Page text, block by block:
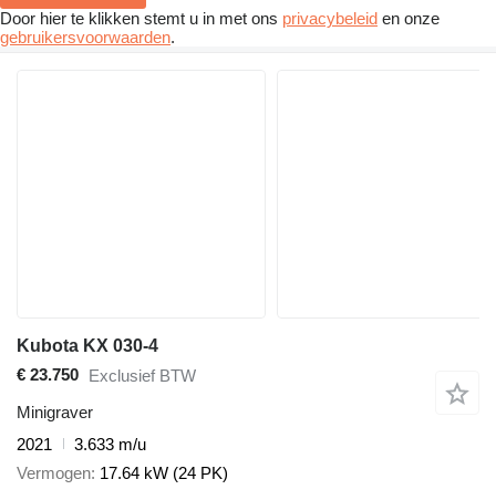
Door hier te klikken stemt u in met ons privacybeleid en onze
gebruikersvoorwaarden.
Kubota KX 030-4
€ 23.750 Exclusief BTW
Minigraver
2021
3.633 m/u
Vermogen 17.64 kW (24 PK)